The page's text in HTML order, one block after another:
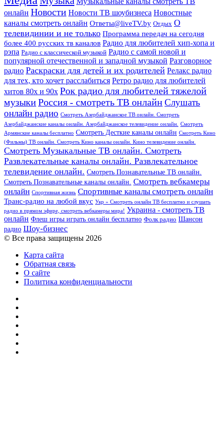
онлайн Новости Новости ТВ шоубизнеса Новостные
каналы смотреть онлайн Ответы@liveTV.by Отдых О
телевидинии и не только Программа передач на сегодня
более 400 русских тв каналов Радио для любителей хип-хопа и
рэпа Радио с классической музыкой Радио с самой новой и
популярной отечественной и западной музыкой Разговорное
радио Раскраски для детей и их родителей Релакс радио
для тех, кто хочет расслабиться Ретро радио для любителей
хитов 80х и 90х Рок радио для любителей тяжелой
музыкиРоссия - смотреть ТВ онлайнСлушать
онлайн радио Смотреть Азербайджанское ТВ онлайн. Смотреть
Азербайджанские каналы онлайн. Азербайджанское телевидение онлайн.
Смотреть
Армянские каналы бесплатно Смотреть Десткие каналы онлайн Смотреть Кино
(Фильмы) ТВ онлайн. Смотреть Кино каналы онлайн. Кино телевидение онлайн.
Смотреть Музыкальные ТВ онлайн. Смотреть
Развлекательные каналы онлайн. Развлекательное
телевидение онлайн. Смотреть Познавательные ТВ онлайн.
Смотреть Познавательные каналы онлайн. Смотреть вебкамеры
онлайн Спортивная жизнь Спортивные каналы смотреть онлайн
Транс-радио на любой вкус Укр » Смотреть онлайн ТВ бесплатно и слушать
радио в прямом эфире, смотреть вебкамеры мира! Украина - смотреть ТВ
онлайн Флеш игры играть онлайн бесплатно Фолк радио Шансон
радио Шоу-бизнес
© Все права защищены 2026
Карта сайта
Обратная связь
О сайте
Политика конфиденциальности